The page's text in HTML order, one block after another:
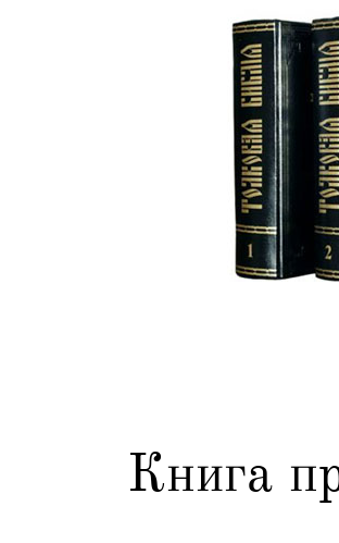
Книга